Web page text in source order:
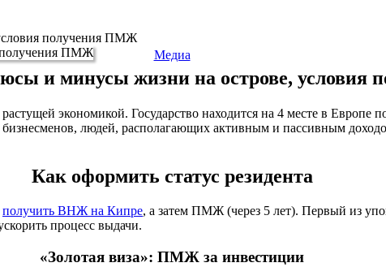
получения ПМЖ
Медиа
и минусы жизни на острове,
экономикой. Государство находится на 4 месте в
людей, располагающих активным и пассивным
Как оформить статус резидента
получить ВНЖ на Кипре, а затем ПМЖ (через 5 лет). Первый из
процесс выдачи.
«Золотая виза»: ПМЖ за инвестиции